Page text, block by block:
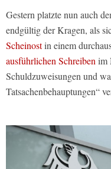
Gestern platzte nun auch
endgültig der Kragen, als
Scheinostin einem
ausführlichen Schreiben im
Schuldzuweisungen und
Tatsachenbehauptungen“